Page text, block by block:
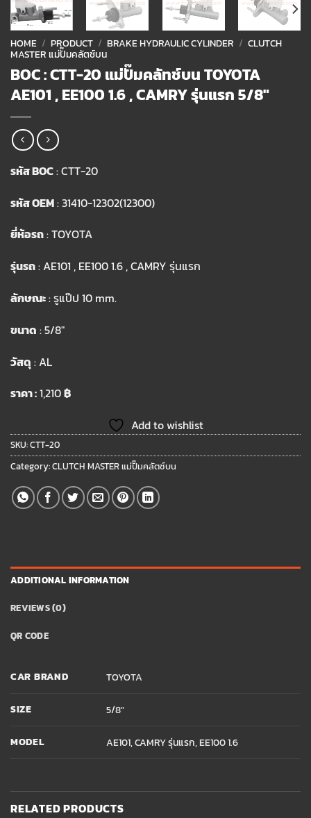
HOME / PRODUCT / BRAKE HYDRAULIC CYLINDER / CLUTCH
MASTER แม่ปั๊มคลัตช์บน
BOC : CTT-20 แม่ปั๊มคลัทช์บน TOYOTA
AE101 , EE100 1.6 , CAMRY รุ่นแรก 5/8″
รหัส BOC: CTT-20
รหัส OEM: 31410-12302(12300)
ยี่ห้อรถ: TOYOTA
รุ่นรถ: AE101 , EE100 1.6 , CAMRY รุ่นแรก
ลักษณะ: รูแป๊ป 10 mm.
ขนาด : 5/8″
วัสดุ : AL
ราคา :1,210฿
Add to wishlist
SKU:CTT-20
Category:CLUTCH MASTER แม่ปั๊มคลัตช์บน
ADDITIONAL INFORMATION
REVIEWS (0)
QR CODE
CAR BRAND TOYOTA
SIZE 5/8"
MODEL AE101, CAMRY รุ่นแรก, EE100 1.6
RELATED PRODUCTS